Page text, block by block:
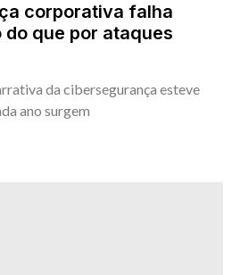
corporativa falha
que por ataques
da cibersegurança esteve
ano surgem